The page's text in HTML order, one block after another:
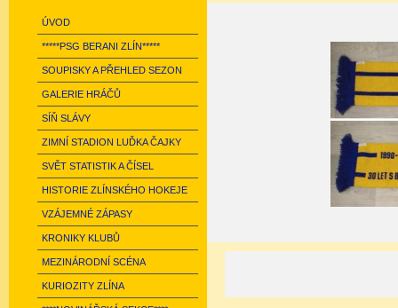
ÚVOD
*****PSG BERANI ZLÍN*****
SOUPISKY A PŘEHLED SEZON
GALERIE HRÁČŮ
SÍŇ SLÁVY
ZIMNÍ STADION LUĎKA ČAJKY
SVĚT STATISTIK A ČÍSEL
HISTORIE ZLÍNSKÉHO HOKEJE
VZÁJEMNÉ ZÁPASY
KRONIKY KLUBŮ
MEZINÁRODNÍ SCÉNA
KURIOZITY ZLÍNA